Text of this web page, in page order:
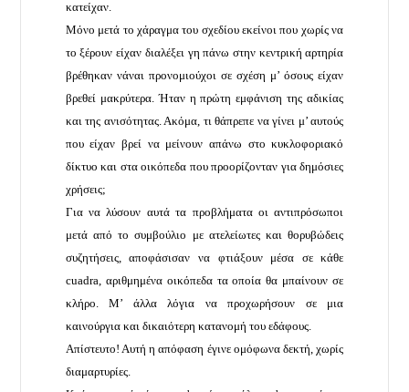
κατείχαν.
Μόνο μετά το χάραγμα του σχεδίου εκείνοι που χωρίς να
το ξέρουν είχαν διαλέξει γη πάνω στην κεντρική αρτηρία
βρέθηκαν νάναι προνομιούχοι σε σχέση μ’ όσους είχαν
βρεθεί μακρύτερα. Ήταν η πρώτη εμφάνιση της αδικίας
και της ανισότητας. Ακόμα, τι θάπρεπε να γίνει μ’ αυτούς
που είχαν βρεί να μείνουν απάνω στο κυκλοφοριακό
δίκτυο και στα οικόπεδα που προορίζονταν για δημόσιες
χρήσεις;
Για να λύσουν αυτά τα προβλήματα οι αντιπρόσωποι
μετά από το συμβούλιο με ατελείωτες και θορυβώδεις
συζητήσεις, αποφάσισαν να φτιάξουν μέσα σε κάθε
cuadra, αριθμημένα οικόπεδα τα οποία θα μπαίνουν σε
κλήρο. Μ’ άλλα λόγια να προχωρήσουν σε μια
καινούργια και δικαιότερη κατανομή του εδάφους.
Απίστευτο! Αυτή η απόφαση έγινε ομόφωνα δεκτή, χωρίς
διαμαρτυρίες.